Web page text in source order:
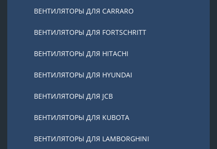
ВЕНТИЛЯТОРЫ ДЛЯ CARRARO
ВЕНТИЛЯТОРЫ ДЛЯ FORTSCHRITT
ВЕНТИЛЯТОРЫ ДЛЯ HITACHI
ВЕНТИЛЯТОРЫ ДЛЯ HYUNDAI
ВЕНТИЛЯТОРЫ ДЛЯ JCB
ВЕНТИЛЯТОРЫ ДЛЯ KUBOTA
ВЕНТИЛЯТОРЫ ДЛЯ LAMBORGHINI